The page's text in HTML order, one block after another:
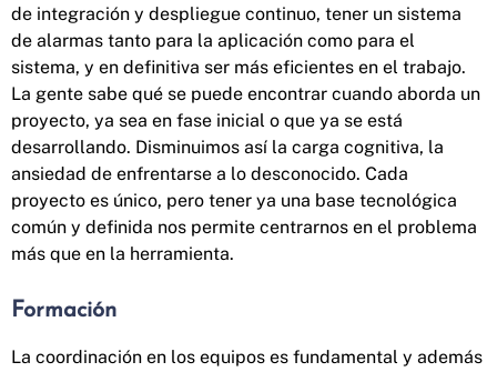
de integración y despliegue continuo, tener un sistema
de alarmas tanto para la aplicación como para el
sistema, y en definitiva ser más eficientes en el trabajo.
La gente sabe qué se puede encontrar cuando aborda un
proyecto, ya sea en fase inicial o que ya se está
desarrollando. Disminuimos así la carga cognitiva, la
ansiedad de enfrentarse a lo desconocido. Cada
proyecto es único, pero tener ya una base tecnológica
común y definida nos permite centrarnos en el problema
más que en la herramienta.
Formación
La coordinación en los equipos es fundamental y además